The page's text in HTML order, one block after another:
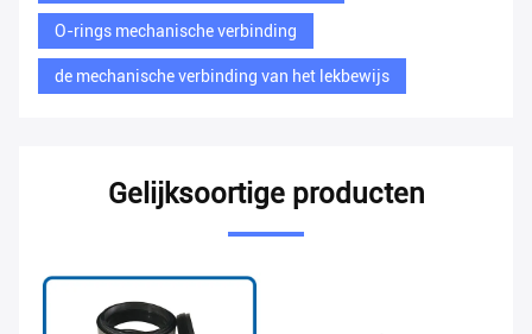
O-rings mechanische verbinding
de mechanische verbinding van het lekbewijs
Gelijksoortige producten